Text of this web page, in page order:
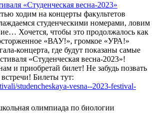
«Студенческая весна-2023»
ходим на концерты факультетов
студенческими номерами, ловим
Хочется, чтобы это продолжалось как
«ВАУ!», громкое «УРА!»
концерта, где будут показаны самые
«Студенческая весна-2023»!
и приобретай билет! Не забудь позвать
Билеты тут:
studencheskaya-vesna--2023-festival-